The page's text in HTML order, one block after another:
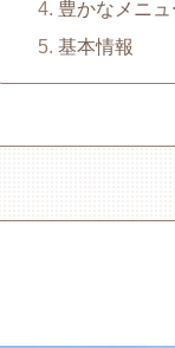
豊かなメニュ
基本情報